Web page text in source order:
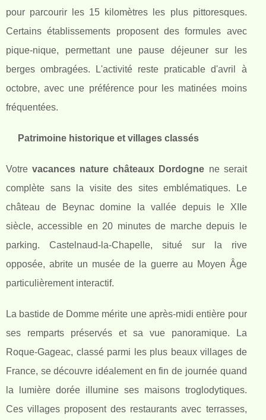
pour parcourir les 15 kilomètres les plus pittoresques.
Certains établissements proposent des formules avec
pique-nique, permettant une pause déjeuner sur les
berges ombragées. L'activité reste praticable d'avril à
octobre, avec une préférence pour les matinées moins
fréquentées.
Patrimoine historique et villages classés
Votrevacances nature châteaux Dordogne ne serait
complète sans la visite des sites emblématiques. Le
château de Beynac domine la vallée depuis le XIIe
siècle, accessible en 20 minutes de marche depuis le
parking. Castelnaud-la-Chapelle, situé sur la rive
opposée, abrite un musée de la guerre au Moyen Âge
particulièrement interactif.
La bastide de Domme mérite une après-midi entière pour
ses remparts préservés et sa vue panoramique. La
Roque-Gageac, classé parmi les plus beaux villages de
France, se découvre idéalement en fin de journée quand
la lumière dorée illumine ses maisons troglodytiques.
Ces villages proposent des restaurants avec terrasses,